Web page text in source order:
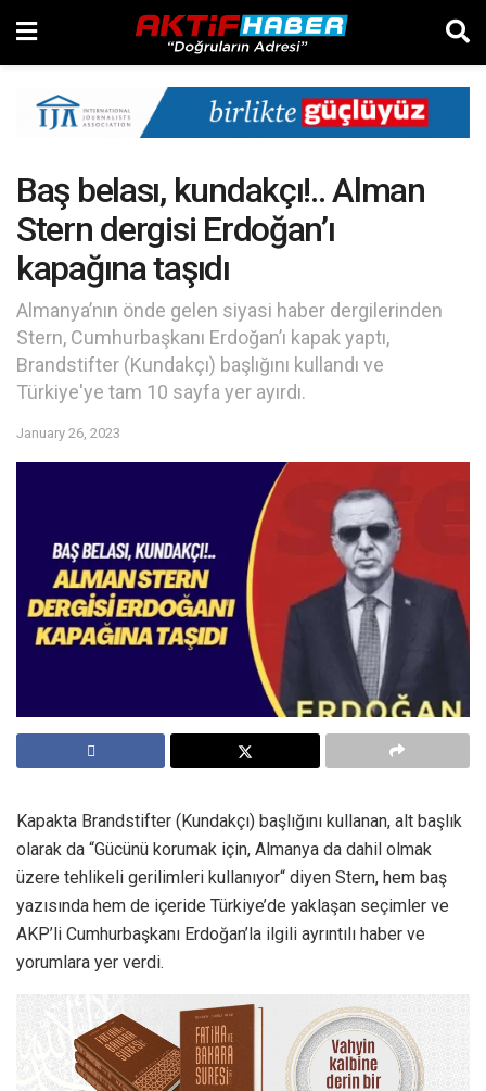
Baş belası, kundakçı!.. Alman
Stern dergisi Erdoğan’ı
kapağına taşıdı
Almanya’nın önde gelen siyasi haber dergilerinden
Stern, Cumhurbaşkanı Erdoğan’ı kapak yaptı,
Brandstifter (Kundakçı) başlığını kullandı ve
Türkiye'ye tam 10 sayfa yer ayırdı.
January 26, 2023
Kapakta Brandstifter (Kundakçı) başlığını kullanan, alt başlık
olarak da “Gücünü korumak için, Almanya da dahil olmak
üzere tehlikeli gerilimleri kullanıyor“ diyen Stern, hem baş
yazısında hem de içeride Türkiye’de yaklaşan seçimler ve
AKP’li Cumhurbaşkanı Erdoğan’la ilgili ayrıntılı haber ve
yorumlara yer verdi.